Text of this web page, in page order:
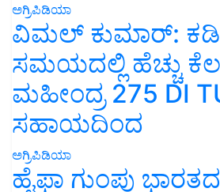
ಅಗ್ರಿಪಿಡಿಯಾ
ವಿಮಲ್ ಕುಮಾರ್:
ಸಮಯದಲ್ಲಿ ಹೆಚ್ಚು
ಮಹೀಂದ್ರ 275 DI
ಸಹಾಯದಿಂದ
ಅಗ್ರಿಪಿಡಿಯಾ
ಹೈಫಾ ಗುಂಪು